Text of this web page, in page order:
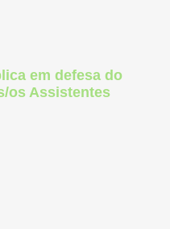
em defesa do
os Assistentes